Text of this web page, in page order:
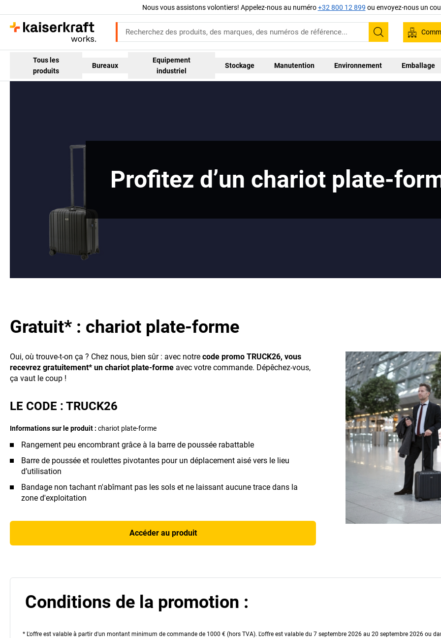
Nous vous assistons volontiers! Appelez-nous au numéro+32 800 12 899 ou envoyez-nous un
Recherche
Tous les
produits
Bureaux
Equipement
industriel
Stockage Manutention Environnement Emballage
Profitez d’un chariot plate-
Gratuit* : chariot plate-forme
Oui, où trouve-t-on ça ? Chez nous, bien sûr : avec notre code promo TRUCK26, vous
recevrez gratuitement* un chariot plate-forme avec votre commande. Dépêchez-vous,
ça vaut le coup !
LE CODE : TRUCK26
Informations sur le produit : chariot plate-forme
Rangement peu encombrant grâce à la barre de poussée rabattable
Barre de poussée et roulettes pivotantes pour un déplacement aisé vers le lieu
d’utilisation
Bandage non tachant n'abîmant pas les sols et ne laissant aucune trace dans la
zone d'exploitation
Accéder au produit
Conditions de la promotion :
* L'offre est valable à partir d'un montant minimum de commande de 1000 € (hors TVA). L'offre est valable du 7 septembre 2026 au 20 septembre 2026 ou